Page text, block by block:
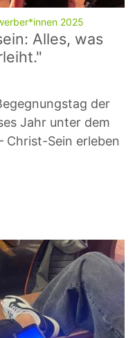
2025
Alles, was
der
Jahr unter dem
Christ-Sein erleben